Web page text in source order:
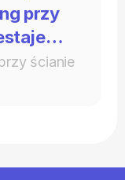
przy
ścianie